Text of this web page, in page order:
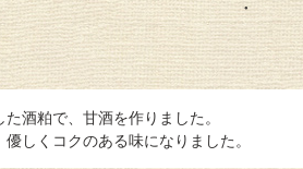
酒粕で、甘酒を作りました。
しくコクのある味になりました。